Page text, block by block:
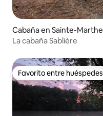
Cabaña en Sainte-Marthe
La cabaña Sablière
Favorito entre huéspedes
Favorito entre huéspedes